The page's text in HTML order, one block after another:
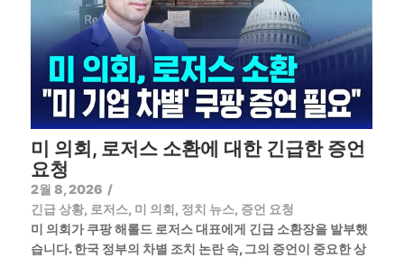
미 의회, 로저스 소환에 대한 긴급한 증언
요청
2월 8, 2026 /
긴급 상황, 로저스, 미 의회, 정치 뉴스, 증언 요청
미 의회가 쿠팡 해롤드 로저스 대표에게 긴급 소환장을 발부했
습니다. 한국 정부의 차별 조치 논란 속, 그의 증언이 중요한 상